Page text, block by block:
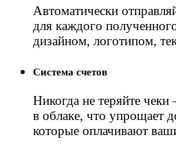
Автоматически
для каждого
дизайном, логотипом,
Система счетов
Никогда не теряйте
в облаке, что упрощает
которые оплачивают